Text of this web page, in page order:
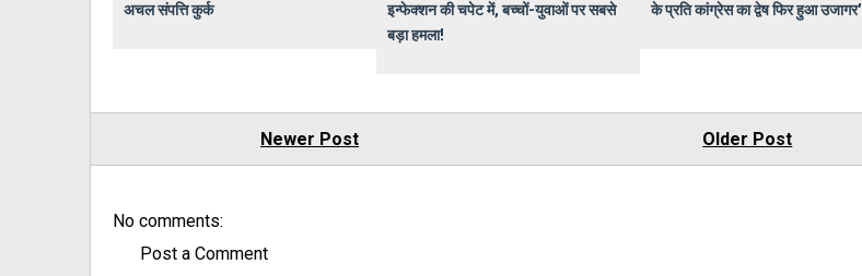
अचल संपत्ति कुर्क
इन्फेक्शन की चपेट में, बच्चों-युवाओं पर सबसे
बड़ा हमला!
के प्रति कांग्रेस का द्वेष फिर हुआ उजागर'
Newer Post Older Post
No comments:
Post a Comment